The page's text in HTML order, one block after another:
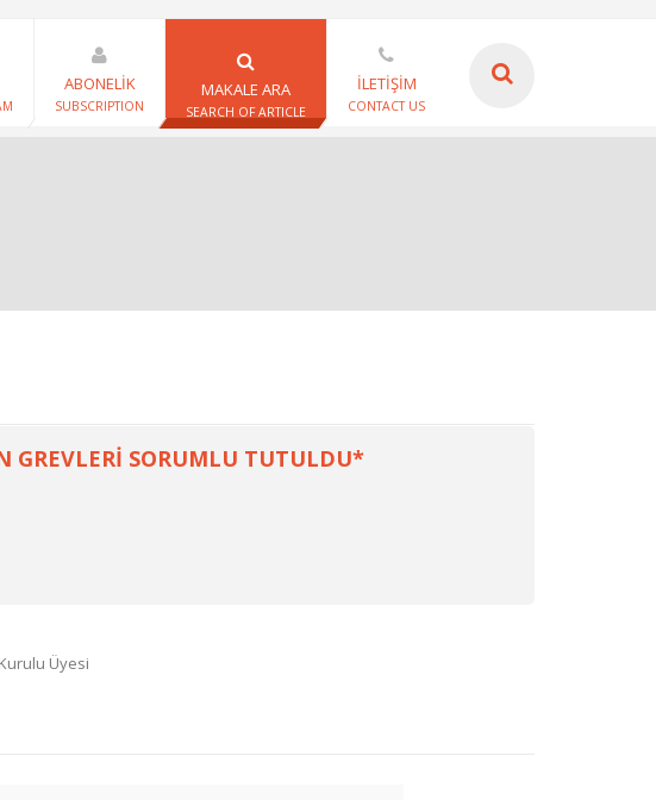
ABONELİK
SUBSCRIPTION
MAKALE ARA
SEARCH OF ARTICLE
İLETİŞİM
CONTACT US
GREVLERİ SORUMLU TUTULDU*
Üyesi